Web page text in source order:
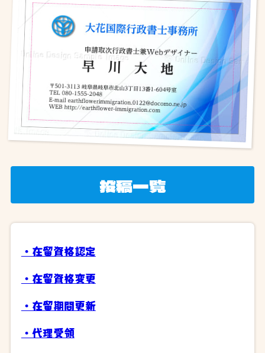
投稿一覧
・在留資格認定
・在留資格変更
・在留期間更新
・代理受領